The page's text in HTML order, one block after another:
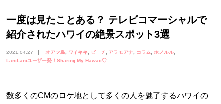
一度は見たことある？ テレビコマーシャルで
紹介されたハワイの絶景スポット3選
2021.04.27 オアフ島 ワイキキ ビーチ アラモアナ コラム ホノルル
LaniLaniユーザー発！Sharing My Hawaii♡
数多くのCMのロケ地として多くの人を魅了するハワイの